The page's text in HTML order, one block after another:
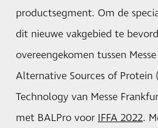
productsegment. Om de
dit nieuwe vakgebied te
overeengekomen tussen
Alternative Sources of Protein
Technology van Messe
met BALPro voor IFFA 2022.